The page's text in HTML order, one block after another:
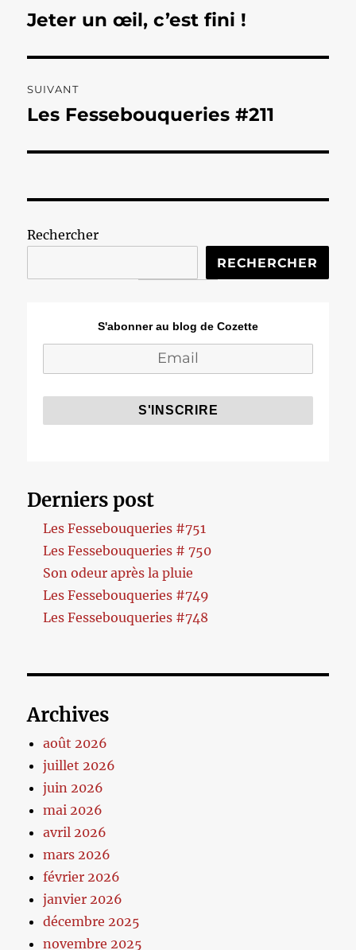
de
Publication
Jeter un œil, c’est fini !
SUIVANT
Publication
Les Fessebouqueries #211
Rechercher
RECHERCHER
S'abonner au blog de Cozette
Derniers post
Les Fessebouqueries #751
Les Fessebouqueries # 750
Son odeur après la pluie
Les Fessebouqueries #749
Les Fessebouqueries #748
Archives
août 2026
juillet 2026
juin 2026
mai 2026
avril 2026
mars 2026
février 2026
janvier 2026
décembre 2025
novembre 2025